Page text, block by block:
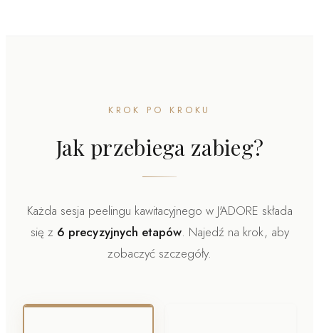
KROK PO KROKU
Jak przebiega zabieg?
Każda sesja peelingu kawitacyjnego w J'ADORE składa
się z 6 precyzyjnych etapów. Najedź na krok, aby
zobaczyć szczegóły.